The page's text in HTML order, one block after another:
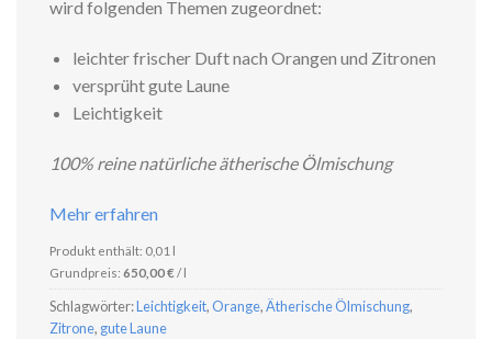
wird folgenden Themen zugeordnet:
leichter frischer Duft nach Orangen und Zitronen
versprüht gute Laune
Leichtigkeit
100% reine natürliche ätherische Ölmischung
Mehr erfahren
Produkt enthält: 0,01 l
Grundpreis: 650,00€/ l
Schlagwörter:Leichtigkeit, Orange,Ätherische Ölmischung,
Zitrone, gute Laune